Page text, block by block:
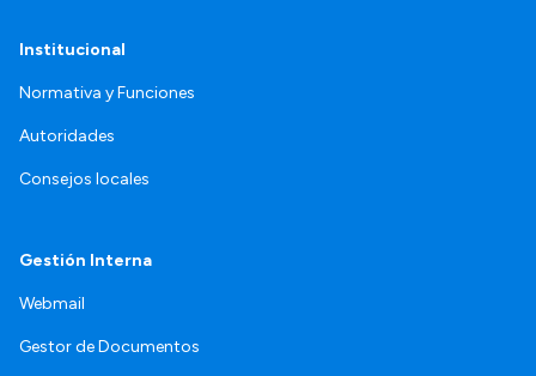
Institucional
Normativa y Funciones
Autoridades
Consejos locales
Gestión Interna
Webmail
Gestor de Documentos